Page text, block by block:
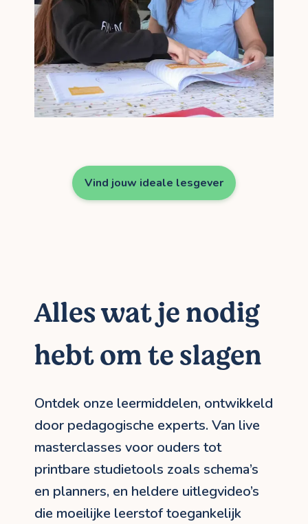
Vind jouw ideale lesgever
Alles wat je nodig
hebt om te slagen
Ontdek onze leermiddelen, ontwikkeld
door pedagogische experts. Van live
masterclasses voor ouders tot
printbare studietools zoals schema’s
en planners, en heldere uitlegvideo’s
die moeilijke leerstof toegankelijk